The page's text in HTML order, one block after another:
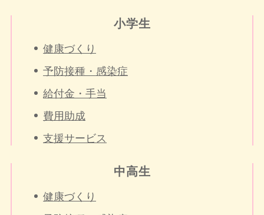
小学生
健康づくり
予防接種・感染症
給付金・手当
費用助成
支援サービス
中高生
健康づくり